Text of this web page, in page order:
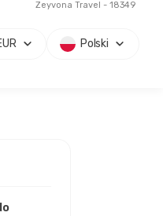
Zeyvona Travel - 18349
Polski